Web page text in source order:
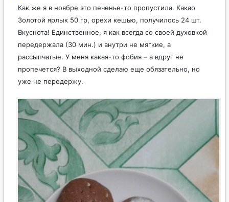
Как же я в ноябре это печенье-то пропустила. Какао
Золотой ярлык 50 гр, орехи кешью, получилось 24 шт.
Вкуснота! Единственное, я как всегда со своей духовкой
передержала (30 мин.) и внутри не мягкие, а
рассыпчатые. У меня какая-то фобия – а вдруг не
пропечется? В выходной сделаю еще обязательно, но
уже не передержу.